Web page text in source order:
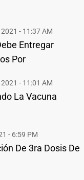
- 11:37 AM
Entregar
Por
- 11:01 AM
La Vacuna
- 6:59 PM
De 3ra Dosis De